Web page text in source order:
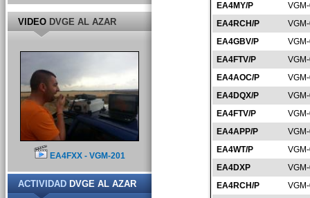
EA4MY/P
EA4RCH/P
EA4GBV/P
EA4FTV/P
EA4AOC/P
EA4DQX/P
EA4FTV/P
EA4APP/P
EA4WT/P
EA4DXP
EA4RCH/P
VIDEODVGE AL AZAR
EA4FXX - VGM-201
ACTIVIDADDVGE AL AZAR